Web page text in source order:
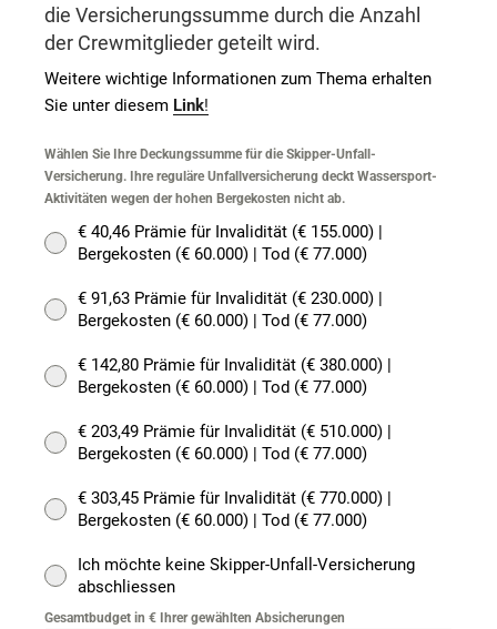
die Versicherungssumme durch die Anzahl
der Crewmitglieder geteilt wird.
Weitere wichtige Informationen zum Thema erhalten
Sie unter diesem Link!
Wählen Sie Ihre Deckungssumme für die Skipper-Unfall-
Versicherung. Ihre reguläre Unfallversicherung deckt Wassersport-
Aktivitäten wegen der hohen Bergekosten nicht ab.
€ 40,46 Prämie für Invalidität (€ 155.000) |
Bergekosten (€ 60.000) | Tod (€ 77.000)
€ 91,63 Prämie für Invalidität (€ 230.000) |
Bergekosten (€ 60.000) | Tod (€ 77.000)
€ 142,80 Prämie für Invalidität (€ 380.000) |
Bergekosten (€ 60.000) | Tod (€ 77.000)
€ 203,49 Prämie für Invalidität (€ 510.000) |
Bergekosten (€ 60.000) | Tod (€ 77.000)
€ 303,45 Prämie für Invalidität (€ 770.000) |
Bergekosten (€ 60.000) | Tod (€ 77.000)
Ich möchte keine Skipper-Unfall-Versicherung
abschliessen
Gesamtbudget in € Ihrer gewählten Absicherungen